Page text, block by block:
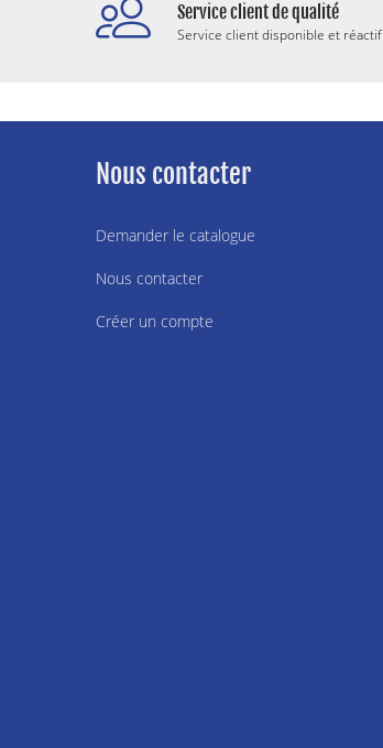
Service client de qualité
Service client disponible et réactif
Nous contacter
Demander le catalogue
Nous contacter
Créer un compte